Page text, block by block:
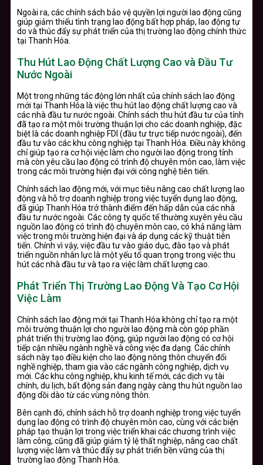
Ngoài ra, các chính sách bảo vệ quyền lợi người lao động cũng
giúp giảm thiểu tình trạng lao động bất hợp pháp, lao động tự
do và thúc đẩy sự phát triển của thị trường lao động chính thức
tại Thanh Hóa.
Thu Hút Lao Động Chất Lượng Cao và Đầu Tư
Nước Ngoài
Một trong những tác động lớn nhất của chính sách lao động
mới tại Thanh Hóa là việc thu hút lao động chất lượng cao và
các nhà đầu tư nước ngoài. Chính sách thu hút đầu tư của tỉnh
đã tạo ra một môi trường thuận lợi cho các doanh nghiệp, đặc
biệt là các doanh nghiệp FDI (đầu tư trực tiếp nước ngoài), đến
đầu tư vào các khu công nghiệp tại Thanh Hóa. Điều này không
chỉ giúp tạo ra cơ hội việc làm cho người lao động trong tỉnh
mà còn yêu cầu lao động có trình độ chuyên môn cao, làm việc
trong các môi trường hiện đại với công nghệ tiên tiến.
Chính sách lao động mới, với mục tiêu nâng cao chất lượng lao
động và hỗ trợ doanh nghiệp trong việc tuyển dụng lao động,
đã giúp Thanh Hóa trở thành điểm đến hấp dẫn của các nhà
đầu tư nước ngoài. Các công ty quốc tế thường xuyên yêu cầu
nguồn lao động có trình độ chuyên môn cao, có khả năng làm
việc trong môi trường hiện đại và áp dụng các kỹ thuật tiên
tiến. Chính vì vậy, việc đầu tư vào giáo dục, đào tạo và phát
triển nguồn nhân lực là một yếu tố quan trọng trong việc thu
hút các nhà đầu tư và tạo ra việc làm chất lượng cao.
Phát Triển Thị Trường Lao Động Và Tạo Cơ Hội
Việc Làm
Chính sách lao động mới tại Thanh Hóa không chỉ tạo ra một
môi trường thuận lợi cho người lao động mà còn góp phần
phát triển thị trường lao động, giúp người lao động có cơ hội
tiếp cận nhiều ngành nghề và công việc đa dạng. Các chính
sách này tạo điều kiện cho lao động nông thôn chuyển đổi
nghề nghiệp, tham gia vào các ngành công nghiệp, dịch vụ
mới. Các khu công nghiệp, khu kinh tế mới, các dịch vụ tài
chính, du lịch, bất động sản đang ngày càng thu hút nguồn lao
động dồi dào từ các vùng nông thôn.
Bên cạnh đó, chính sách hỗ trợ doanh nghiệp trong việc tuyển
dụng lao động có trình độ chuyên môn cao, cùng với các biện
pháp tạo thuận lợi trong việc triển khai các chương trình việc
làm công, cũng đã giúp giảm tỷ lệ thất nghiệp, nâng cao chất
lượng việc làm và thúc đẩy sự phát triển bền vững của thị
trường lao động Thanh Hóa.